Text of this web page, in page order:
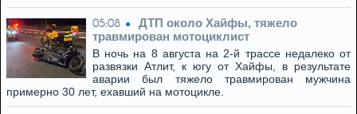
05:08
ДТП около Хайфы, тяжело
травмирован мотоциклист
В ночь на 8 августа на 2-й трассе недалеко от
развязки Атлит, к югу от Хайфы, в результате
аварии был тяжело травмирован мужчина
примерно 30 лет, ехавший на мотоцикле.